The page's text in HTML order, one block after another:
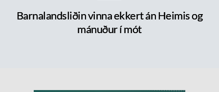
Barnalandsliðin vinna ekkert án Heimis og
mánuður í mót